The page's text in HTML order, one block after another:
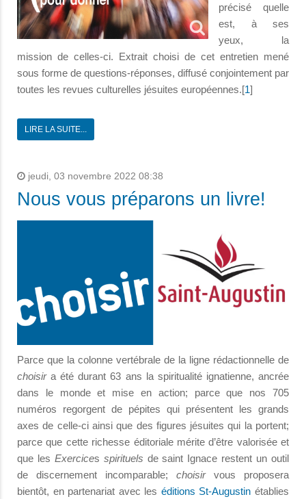
précisé quelle
est, à ses
yeux, la
mission de celles-ci. Extrait choisi de cet entretien mené
sous forme de questions-réponses, diffusé conjointement par
toutes les revues culturelles jésuites européennes.[1]
LIRE LA SUITE...
jeudi, 03 novembre 2022 08:38
Nous vous préparons un livre!
Parce que la colonne vertébrale de la ligne rédactionnelle de
choisira été durant 63 ans la spiritualité ignatienne, ancrée
dans le monde et mise en action; parce que nos 705
numéros regorgent de pépites qui présentent les grands
axes de celle-ci ainsi que des figures jésuites qui la portent;
parce que cette richesse éditoriale mérite d’être valorisée et
que les Exercices spirituels de saint Ignace restent un outil
de discernement incomparable; choisirvous proposera
bientôt, en partenariat avec les éditions St-Augustin établies